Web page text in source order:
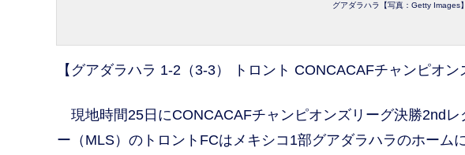
グアダラハラ【写真：Getty Images】
【グアダラハラ 1-2（3-3） トロント CONCACAFチャンピオン
現地時間25日にCONCACAFチャンピオンズリーグ決勝2nd
ー（MLS）のトロントFCはメキシコ1部グアダラハラのホーム